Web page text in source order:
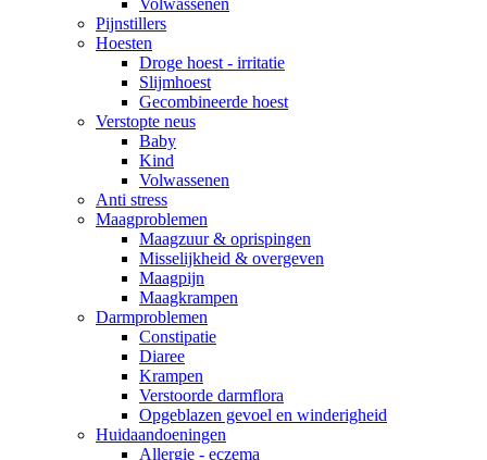
Pijnstillers
Hoesten
Droge hoest - irritatie
Slijmhoest
Gecombineerde hoest
Verstopte neus
Baby
Kind
Volwassenen
Anti stress
Maagproblemen
Maagzuur & oprispingen
Misselijkheid & overgeven
Maagpijn
Maagkrampen
Darmproblemen
Constipatie
Diaree
Krampen
Verstoorde darmflora
Opgeblazen gevoel en winderigheid
Huidaandoeningen
Allergie - eczema